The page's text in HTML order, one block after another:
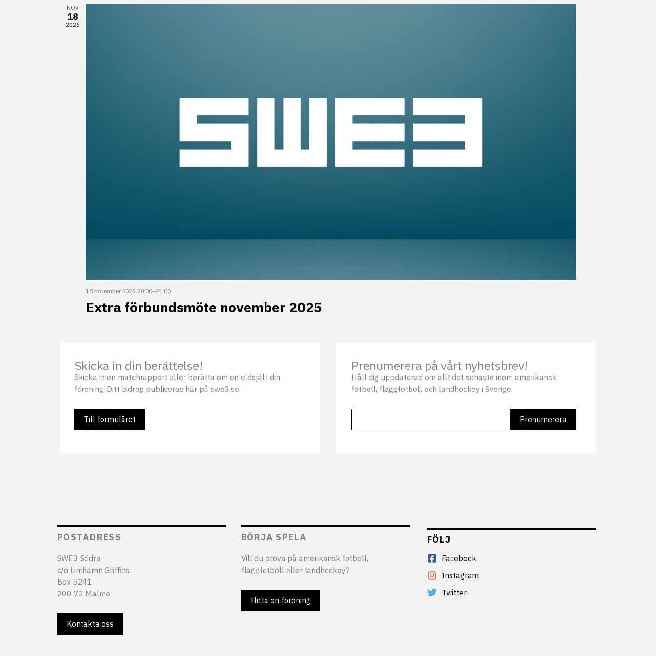
NOV
18
2025
18 november 2025 20:00–21:00
Extra förbundsmöte november 2025
Skicka in din berättelse!
Skicka in en matchrapport eller berätta om en eldsjäl i din
förening. Ditt bidrag publiceras här på swe3.se.
Till formuläret
Prenumerera på vårt nyhetsbrev!
Håll dig uppdaterad om allt det senaste inom amerikansk
fotboll, flaggfotboll och landhockey i Sverige.
POSTADRESS
SWE3 Södra
c/o Limhamn Griffins
Box 5241
200 72 Malmö
Kontakta oss
BÖRJA SPELA
Vill du prova på amerikansk fotboll,
flaggfotboll eller landhockey?
Hitta en förening
FÖLJ
Facebook
Instagram
Twitter